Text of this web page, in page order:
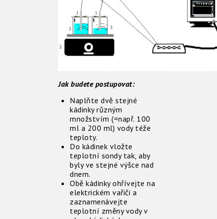
Jak budete postupovat:
Naplňte dvě stejné
kádinky různým
množstvím (=např. 100
ml a 200 ml) vody téže
teploty.
Do kádinek vložte
teplotní sondy tak, aby
byly ve stejné výšce nad
dnem.
Obě kádinky ohřívejte na
elektrickém vařiči a
zaznamenávejte
teplotní změny vody v